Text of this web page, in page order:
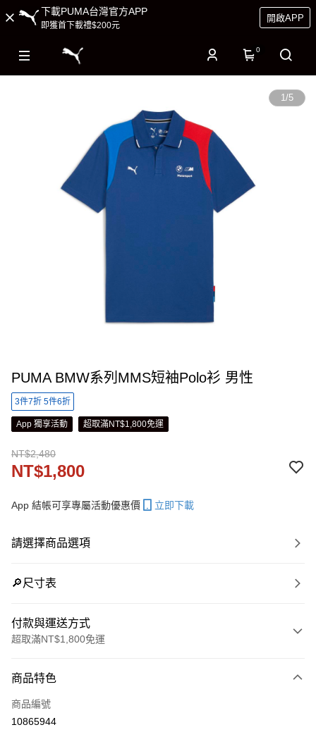
下載PUMA台灣官方APP
即獲首下載禮$200元
開啟APP
0
1/5
PUMA BMW系列MMS短袖Polo衫 男性
3件7折 5件6折
App 獨享活動 超取滿NT$1,800免運
NT$2,480
NT$1,800
App 結帳可享專屬活動優惠價 立即下載
請選擇商品選項
🔎尺寸表
付款與運送方式
超取滿NT$1,800免運
信用卡一次付款
LINE Pay
商品特色
商品編號
10865944